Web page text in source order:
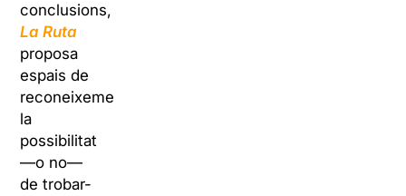
conclusions,
La Ruta
proposa
espais de
reconeixement:
la
possibilitat
—o no—
de trobar-